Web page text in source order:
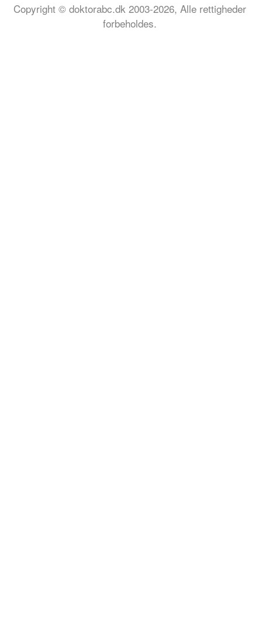
Copyright © doktorabc.dk 2003-2026, Alle rettigheder
forbeholdes.